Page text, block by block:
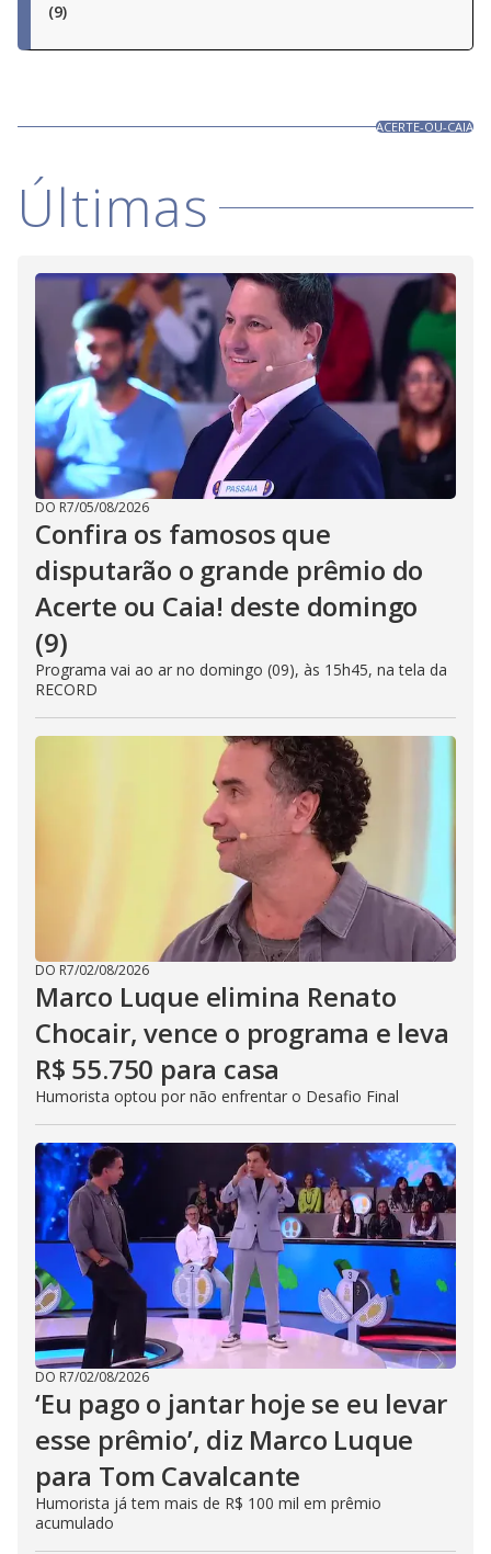
(9)
ACERTE-OU-CAIA
Últimas
DO R7/05/08/2026
Confira os famosos que
disputarão o grande prêmio do
Acerte ou Caia! deste domingo
(9)
Programa vai ao ar no domingo (09), às 15h45, na tela da
RECORD
DO R7/02/08/2026
Marco Luque elimina Renato
Chocair, vence o programa e leva
R$ 55.750 para casa
Humorista optou por não enfrentar o Desafio Final
DO R7/02/08/2026
‘Eu pago o jantar hoje se eu levar
esse prêmio’, diz Marco Luque
para Tom Cavalcante
Humorista já tem mais de R$ 100 mil em prêmio
acumulado